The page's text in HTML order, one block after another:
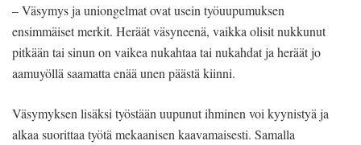
– Väsymys ja uniongelmat ovat usein työuupumuksen
ensimmäiset merkit. Heräät väsyneenä, vaikka olisit nukkunut
pitkään tai sinun on vaikea nukahtaa tai nukahdat ja heräät jo
aamuyöllä saamatta enää unen päästä kiinni.
Väsymyksen lisäksi työstään uupunut ihminen voi kyynistyä ja
alkaa suorittaa työtä mekaanisen kaavamaisesti. Samalla